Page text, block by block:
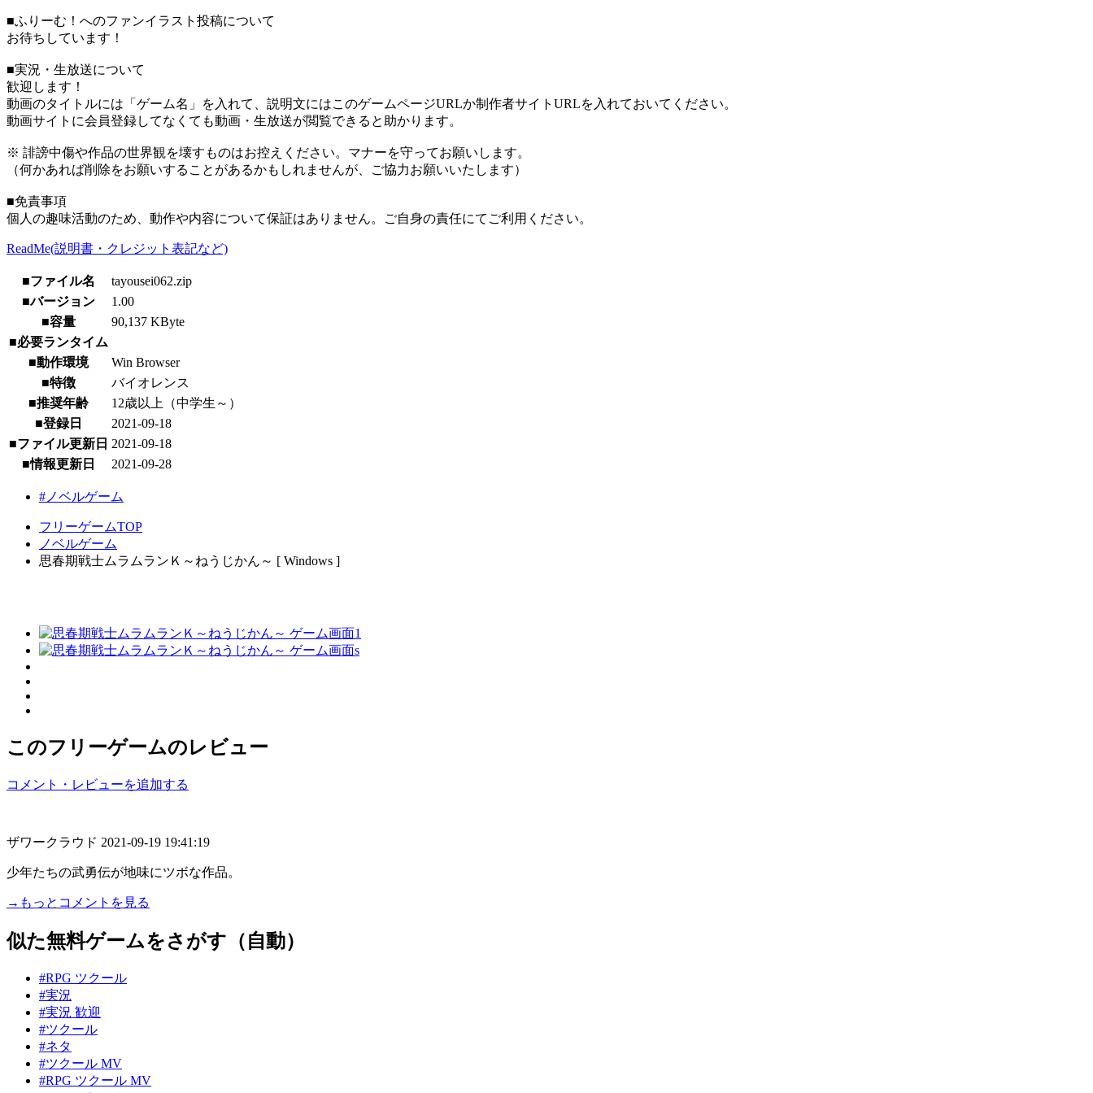
■ふりーむ！へのファンイラスト投稿について
お待ちしています！
■実況・生放送について
歓迎します！
動画のタイトルには「ゲーム名」を入れて、説明文にはこのゲームページURLか制作者サイトURLを入れておいてください。
動画サイトに会員登録してなくても動画・生放送が閲覧できると助かります。
※ 誹謗中傷や作品の世界観を壊すものはお控えください。マナーを守ってお願いします。
（何かあれば削除をお願いすることがあるかもしれませんが、ご協力お願いいたします）
■免責事項
個人の趣味活動のため、動作や内容について保証はありません。ご自身の責任にてご利用ください。
ReadMe(説明書・クレジット表記など)
■ファイル名
tayousei062.zip
■バージョン
1.00
■容量
90,137 KByte
■必要ランタイム
■動作環境
Win Browser
■特徴
バイオレンス
■推奨年齢
12歳以上（中学生～）
■登録日
2021-09-18
■ファイル更新日 2021-09-18
■情報更新日
2021-09-28
#ノベルゲーム
フリーゲームTOP
ノベルゲーム
思春期戦士ムラムランＫ～ねうじかん～ [ Windows ]
このフリーゲームのレビュー
コメント・レビューを追加する
ザワークラウド 2021-09-19 19:41:19
少年たちの武勇伝が地味にツボな作品。
→もっとコメントを見る
似た無料ゲームをさがす（自動）
#RPG ツクール
#実況
#実況 歓迎
#ツクール
#ネタ
#ツクール MV
#RPG ツクール MV